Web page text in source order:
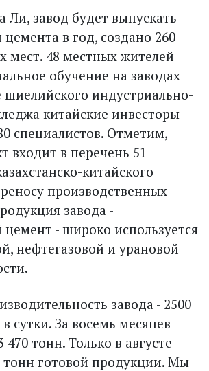
Ли, завод будет выпускать
в год, создано 260
мест. 48 местных жителей
обучение на заводах
шиелийского индустриально-
китайские инвесторы
специалистов. Отметим,
входит в перечень 51
китайского
производственных
завода -
- широко используется
нефтегазовой и урановой
завода - 2500
сутки. За восемь месяцев
тонн. Только в августе
тонн готовой продукции. Мы